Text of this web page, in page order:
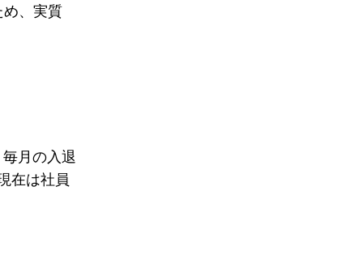
、実質
月の入退
在は社員